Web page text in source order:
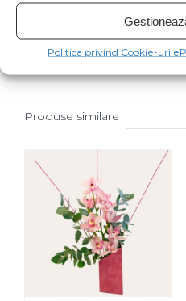
Politica privind Cookie-urile
Produse similare
SELECT OPTIONS
/